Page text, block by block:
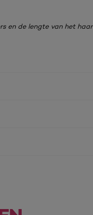
en de lengte van het haar